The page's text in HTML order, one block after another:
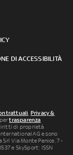
DI ACCESSIBILITÀ
, Privacy &
trasparenza
di proprietà
AG e sono
Via Monte Penice, 7 -
e SkySport: ISSN